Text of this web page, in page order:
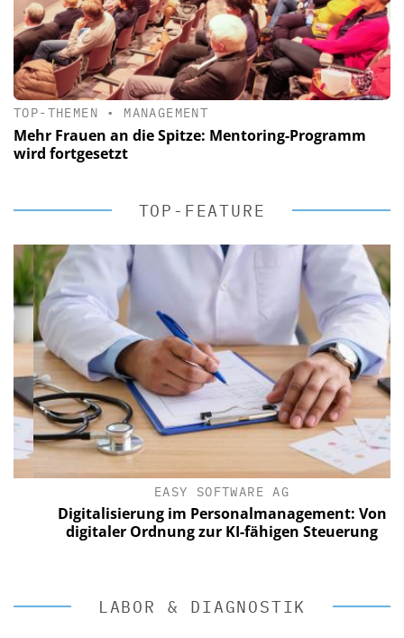
TOP-THEMEN • MANAGEMENT
Mehr Frauen an die Spitze: Mentoring-Programm
wird fortgesetzt
TOP-FEATURE
EASY SOFTWARE AG
Digitalisierung im Personalmanagement: Von
digitaler Ordnung zur KI-fähigen Steuerung
LABOR & DIAGNOSTIK